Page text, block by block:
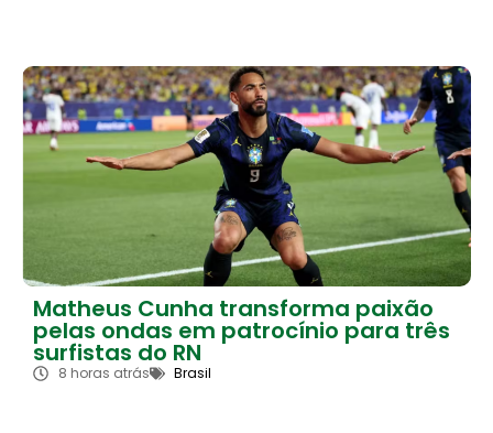
Matheus Cunha transforma paixão
pelas ondas em patrocínio para três
surfistas do RN
8 horas atrás Brasil